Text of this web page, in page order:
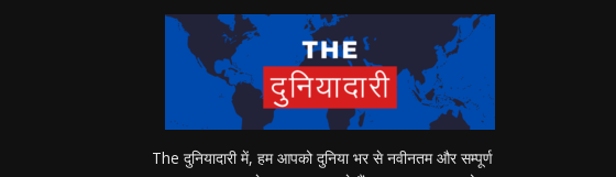
The दुनियादारी में, हम आपको दुनिया भर से नवीनतम और सम्पूर्ण